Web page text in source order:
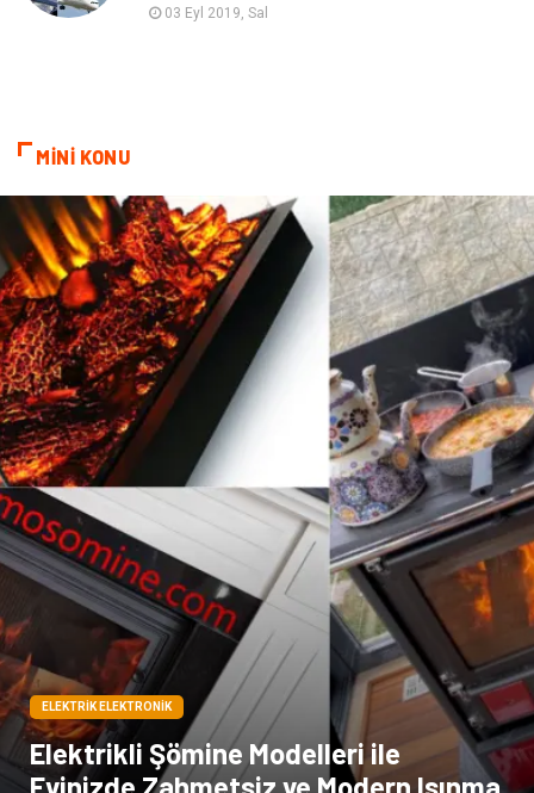
Dernekler ve Birlikler
Kiralama Servisleri Alüminyum
Doğal Enerji Kaynakları İşitme
Hediyelik Eşya Veteriner
Pazarlama
03 Eyl 2019, Sal
MİNİ KONU
ELEKTRIK ELEKTRONIK
Elektrikli Şömine Modelleri ile